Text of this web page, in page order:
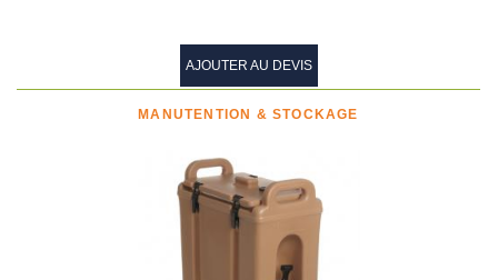
AJOUTER AU DEVIS
MANUTENTION & STOCKAGE